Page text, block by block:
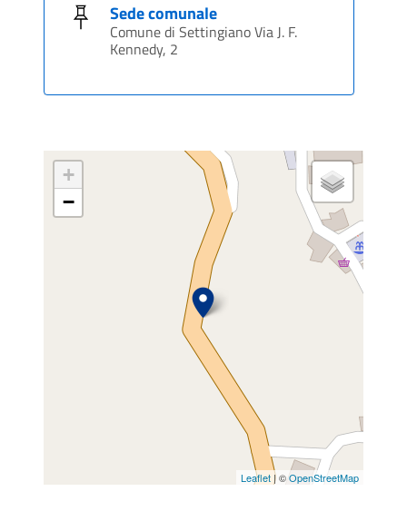
Sede comunale
Comune di Settingiano Via J. F.
Kennedy, 2
+
−
Leaflet | ©OpenStreetMap